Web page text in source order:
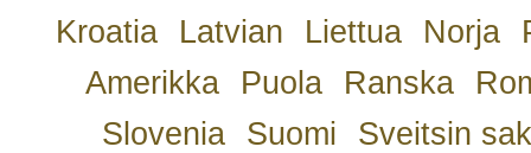
Kroatia
Latvian Liettua Norja
Amerikka
Puola Ranska
Slovenia
Suomi
Sveitsin